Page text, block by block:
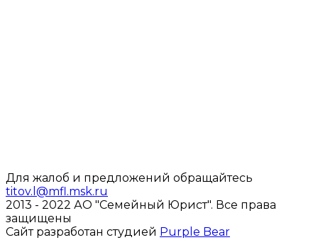
Для жалоб и предложений обращайтесь
titov.l@mfl.msk.ru
2013 - 2022 АО "Семейный Юрист". Все права
защищены
Сайт разработан студией Purple Bear